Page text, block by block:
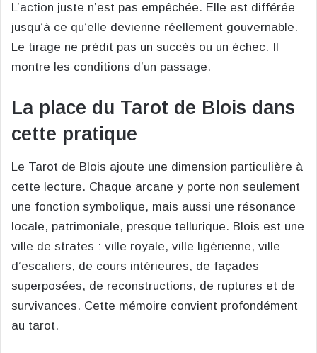
L’action juste n’est pas empêchée. Elle est différée
jusqu’à ce qu’elle devienne réellement gouvernable.
Le tirage ne prédit pas un succès ou un échec. Il
montre les conditions d’un passage.
La place du Tarot de Blois dans
cette pratique
Le Tarot de Blois ajoute une dimension particulière à
cette lecture. Chaque arcane y porte non seulement
une fonction symbolique, mais aussi une résonance
locale, patrimoniale, presque tellurique. Blois est une
ville de strates : ville royale, ville ligérienne, ville
d’escaliers, de cours intérieures, de façades
superposées, de reconstructions, de ruptures et de
survivances. Cette mémoire convient profondément
au tarot.